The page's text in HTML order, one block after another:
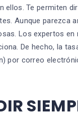
ellos. Te permiten
Aunque parezca
Los expertos
De hecho, la
por correo